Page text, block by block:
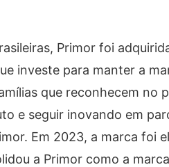
Primor foi
investe para manter a
que reconhecem no
e seguir inovando em
Em 2023, a marca foi
a Primor como a